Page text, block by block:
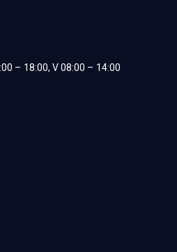
– 18:00, V 08:00 – 14:00